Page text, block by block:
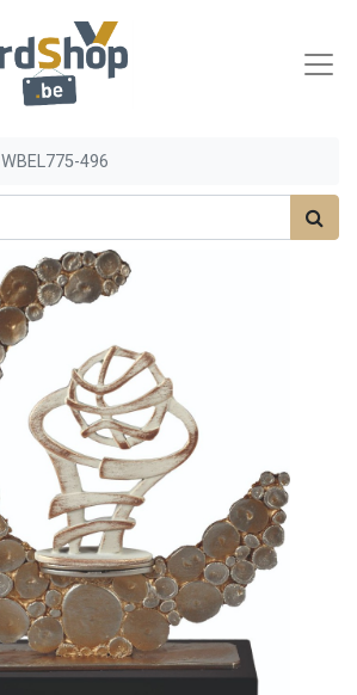
WBEL775-496